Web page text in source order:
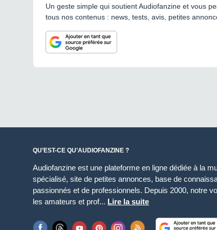
Un geste simple qui soutient Audiofanzine et vous
tous nos contenus : news, tests, avis, petites
QU’EST-CE QU’AUDIOFANZINE ?
Audiofanzine est une plateforme en ligne dédiée à la
spécialisé, site de petites annonces, base de
passionnés et de professionnels. Depuis 2000, notre
les amateurs et prof... Lire la suite